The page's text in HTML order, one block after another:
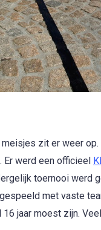
zit er weer
Er werd een officieel
toernooi werd
met vaste
jaar moest zijn.